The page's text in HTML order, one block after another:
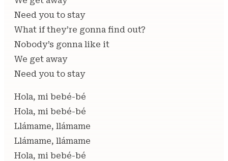
Need you to stay
What if they’re gonna find out?
Nobody’s gonna like it
We get away
Need you to stay
Hola, mi bebé-bé
Hola, mi bebé-bé
Llámame, llámame
Llámame, llámame
Hola, mi bebé-bé